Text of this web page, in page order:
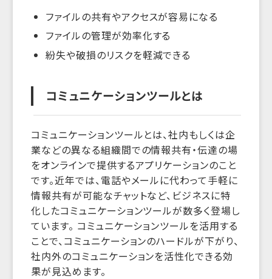
ファイルの共有やアクセスが容易になる
ファイルの管理が効率化する
紛失や破損のリスクを軽減できる
コミュニケーションツールとは
コミュニケーションツールとは、社内もしくは企
業などの異なる組織間での情報共有・伝達の場
をオンラインで提供するアプリケーションのこと
です。近年では、電話やメールに代わって手軽に
情報共有が可能なチャットなど、ビジネスに特
化したコミュニケーションツールが数多く登場し
ています。 コミュニケーションツールを活用する
ことで、コミュニケーションのハードルが下がり、
社内外のコミュニケーションを活性化できる効
果が見込めます。